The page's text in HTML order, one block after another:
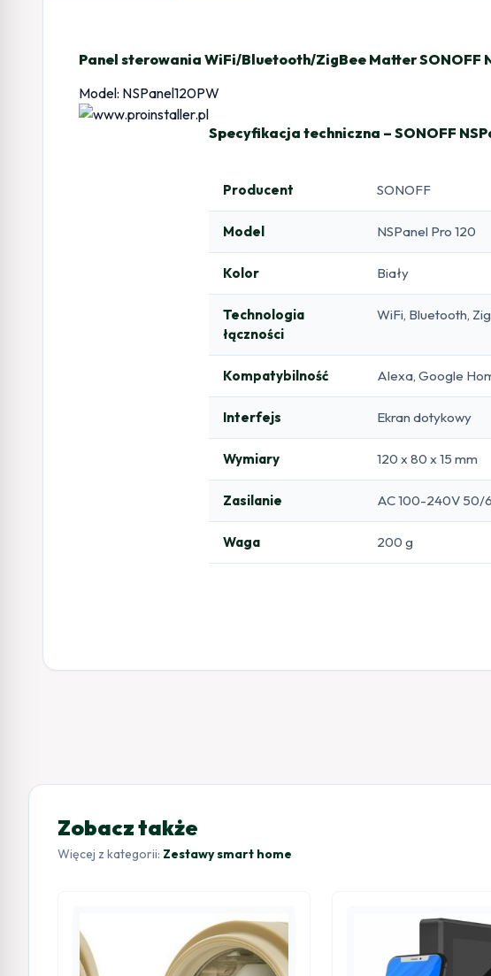
Panel sterowania WiFi/Bluetooth/ZigBee Matter SONOFF
Model: NSPanel120PW
Specyfikacja techniczna – SONOFF
Producent SONOFF
Model NSPanel Pro 120
Kolor Biały
Technologia
łączności
WiFi, Bluetooth,
Kompatybilność Alexa, Google
Interfejs Ekran dotykowy
Wymiary 120 x 80 x 15 mm
Zasilanie AC 100-240V 50/
Waga 200 g
Zobacz także
Więcej z kategorii: Zestawy smart home